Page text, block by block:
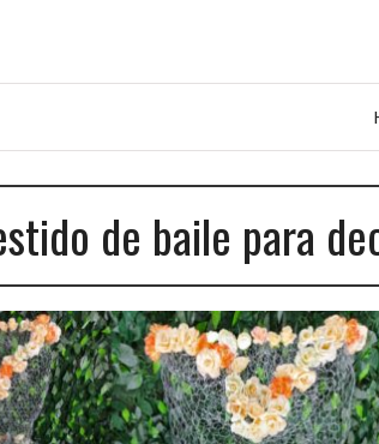
de baile para